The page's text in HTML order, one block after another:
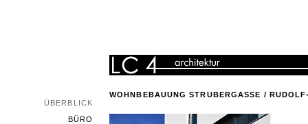
ÜBERBLICK
BÜRO
WOHNBEBAUUNG STRUBERGASSE /